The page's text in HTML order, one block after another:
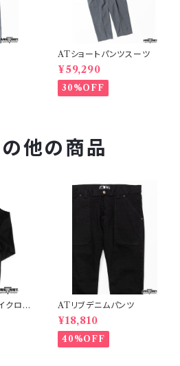
ATショートパンツスーツ
¥59,290
30%OFF
他の商品
ロリ
ット
ATリブデニムパンツ
¥18,810
40%OFF